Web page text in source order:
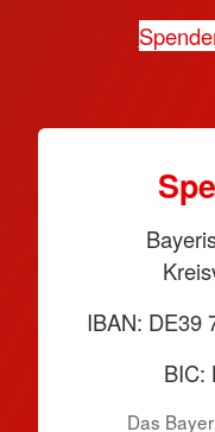
IBAN: DE39
BIC:
Das